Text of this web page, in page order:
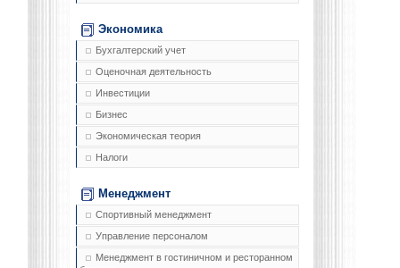
Экономика
Бухгалтерский учет
Оценочная деятельность
Инвестиции
Бизнес
Экономическая теория
Налоги
Менеджмент
Спортивный менеджмент
Управление персоналом
Менеджмент в гостиничном и ресторанном